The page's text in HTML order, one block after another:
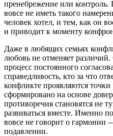
пренебрежение или
вовсе не иметь такого
человек хотел, и тем, как он
и приводит к моменту
Даже в любящих семьях
любовь не отменяет
процесс постоянного
справедливость, кто за что
конфликте проявляются
сформировано на основе
противоречия становятся не
развиваться вместе. Именно
вовсе не говорит о гармонии
подавлении.